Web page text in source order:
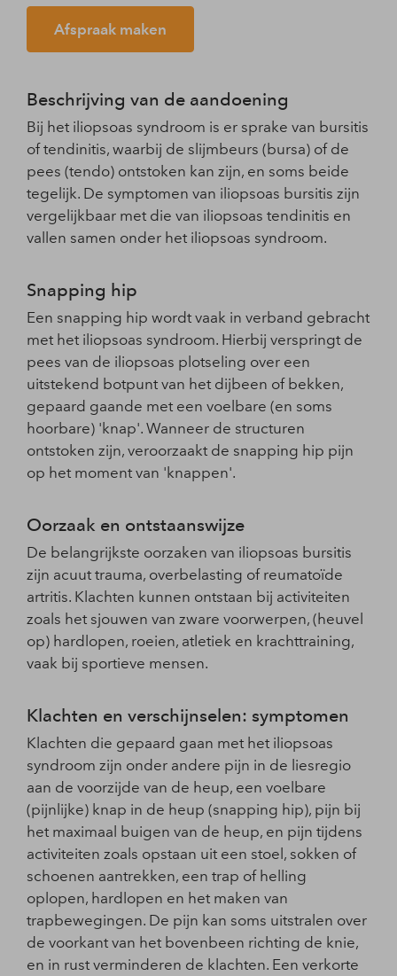
Afspraak maken
Beschrijving van de aandoening
Bij het iliopsoas syndroom is er sprake van bursitis
of tendinitis, waarbij de slijmbeurs (bursa) of de
pees (tendo) ontstoken kan zijn, en soms beide
tegelijk. De symptomen van iliopsoas bursitis zijn
vergelijkbaar met die van iliopsoas tendinitis en
vallen samen onder het iliopsoas syndroom.
Snapping hip
Een snapping hip wordt vaak in verband gebracht
met het iliopsoas syndroom. Hierbij verspringt de
pees van de iliopsoas plotseling over een
uitstekend botpunt van het dijbeen of bekken,
gepaard gaande met een voelbare (en soms
hoorbare) 'knap'. Wanneer de structuren
ontstoken zijn, veroorzaakt de snapping hip pijn
op het moment van 'knappen'.
Oorzaak en ontstaanswijze
De belangrijkste oorzaken van iliopsoas bursitis
zijn acuut trauma, overbelasting of reumatoïde
artritis. Klachten kunnen ontstaan bij activiteiten
zoals het sjouwen van zware voorwerpen, (heuvel
op) hardlopen, roeien, atletiek en krachttraining,
vaak bij sportieve mensen.
Klachten en verschijnselen: symptomen
Klachten die gepaard gaan met het iliopsoas
syndroom zijn onder andere pijn in de liesregio
aan de voorzijde van de heup, een voelbare
(pijnlijke) knap in de heup (snapping hip), pijn bij
het maximaal buigen van de heup, en pijn tijdens
activiteiten zoals opstaan uit een stoel, sokken of
schoenen aantrekken, een trap of helling
oplopen, hardlopen en het maken van
trapbewegingen. De pijn kan soms uitstralen over
de voorkant van het bovenbeen richting de knie,
en in rust verminderen de klachten. Een verkorte